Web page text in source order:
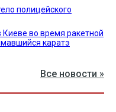
полицейского
Киеве во время ракетной
каратэ
Все новости »